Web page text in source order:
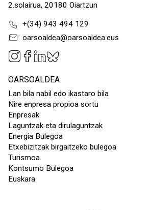
2.solairua, 20180 Oiartzun
+(34) 943 494 129
oarsoaldea@oarsoaldea.eus
OARSOALDEA
Lan bila nabil edo ikastaro bila
Nire enpresa propioa sortu
Enpresak
Laguntzak eta dirulaguntzak
Energia Bulegoa
Etxebizitzak birgaitzeko bulegoa
Turismoa
Kontsumo Bulegoa
Euskara